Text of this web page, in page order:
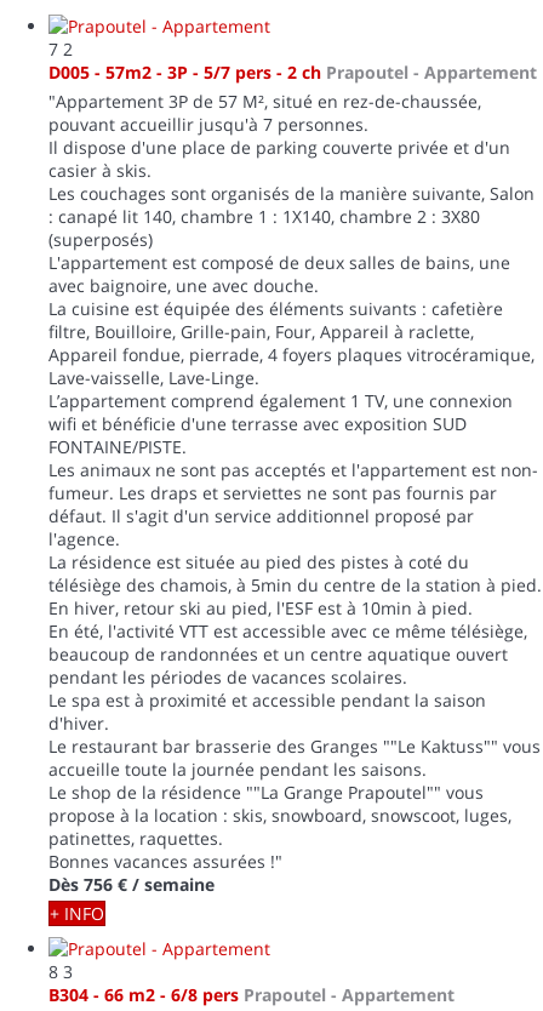
7 2
D005 - 57m2 - 3P - 5/7 pers - 2 ch Prapoutel - Appartement
"Appartement 3P de 57 M², situé en rez-de-chaussée,
pouvant accueillir jusqu'à 7 personnes.
Il dispose d'une place de parking couverte privée et d'un
casier à skis.
Les couchages sont organisés de la manière suivante, Salon
: canapé lit 140, chambre 1 : 1X140, chambre 2 : 3X80
(superposés)
L'appartement est composé de deux salles de bains, une
avec baignoire, une avec douche.
La cuisine est équipée des éléments suivants : cafetière
filtre, Bouilloire, Grille-pain, Four, Appareil à raclette,
Appareil fondue, pierrade, 4 foyers plaques vitrocéramique,
Lave-vaisselle, Lave-Linge.
L’appartement comprend également 1 TV, une connexion
wifi et bénéficie d'une terrasse avec exposition SUD
FONTAINE/PISTE.
Les animaux ne sont pas acceptés et l'appartement est non-
fumeur. Les draps et serviettes ne sont pas fournis par
défaut. Il s'agit d'un service additionnel proposé par
l'agence.
La résidence est située au pied des pistes à coté du
télésiège des chamois, à 5min du centre de la station à pied.
En hiver, retour ski au pied, l'ESF est à 10min à pied.
En été, l'activité VTT est accessible avec ce même télésiège,
beaucoup de randonnées et un centre aquatique ouvert
pendant les périodes de vacances scolaires.
Le spa est à proximité et accessible pendant la saison
d'hiver.
Le restaurant bar brasserie des Granges ""Le Kaktuss"" vous
accueille toute la journée pendant les saisons.
Le shop de la résidence ""La Grange Prapoutel"" vous
propose à la location : skis, snowboard, snowscoot, luges,
patinettes, raquettes.
Bonnes vacances assurées !"
Dès 756 € / semaine
+ INFO
8 3
B304 - 66 m2 - 6/8 pers Prapoutel - Appartement